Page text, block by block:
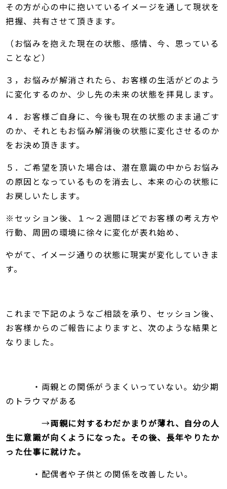
その方が心の中に抱いているイメージを通して現状を
把握、共有させて頂きます。
（お悩みを抱えた現在の状態、感情、今、思っている
ことなど）
３，お悩みが解消されたら、お客様の生活がどのよう
に変化するのか、少し先の未来の状態を拝見します。
４．お客様ご自身に、今後も現在の状態のまま過ごす
のか、それともお悩み解消後の状態に変化させるのか
をお決め頂きます。
５．ご希望を頂いた場合は、潜在意識の中からお悩み
の原因となっているものを消去し、本来の心の状態に
お戻しいたします。
※セッション後、１～２週間ほどでお客様の考え方や
行動、周囲の環境に徐々に変化が表れ始め、
やがて、イメージ通りの状態に現実が変化していきま
す。
これまで下記のようなご相談を承り、セッション後、
お客様からのご報告によりますと、次のような結果と
なりました。
・両親との関係がうまくいっていない。幼少期
のトラウマがある
→両親に対するわだかまりが薄れ、自分の人
生に意識が向くようになった。その後、長年やりたか
った仕事に就けた。
​ ・配偶者や子供との関係を改善したい。